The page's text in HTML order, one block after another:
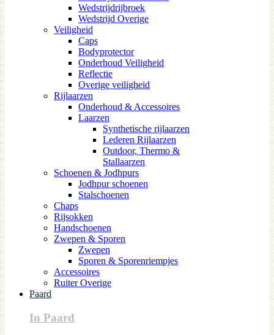
Wedstrijdrijbroek
Wedstrijd Overige
Veiligheid
Caps
Bodyprotector
Onderhoud Veiligheid
Reflectie
Overige veiligheid
Rijlaarzen
Onderhoud & Accessoires
Laarzen
Synthetische rijlaarzen
Lederen Rijlaarzen
Outdoor, Thermo &
Stallaarzen
Schoenen & Jodhpurs
Jodhpur schoenen
Stalschoenen
Chaps
Rijsokken
Handschoenen
Zwepen & Sporen
Zwepen
Sporen & Sporenriempjes
Accessoires
Ruiter Overige
Paard
In Paard